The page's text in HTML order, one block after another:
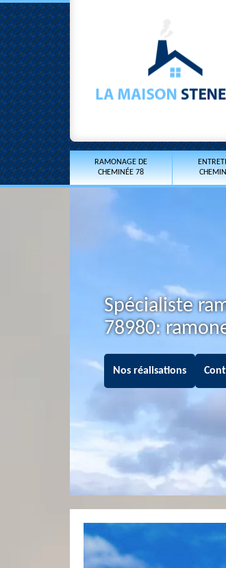
RAMONAGE DE
CHEMINÉE 78
Spécialiste
78980:
Nos réalisations